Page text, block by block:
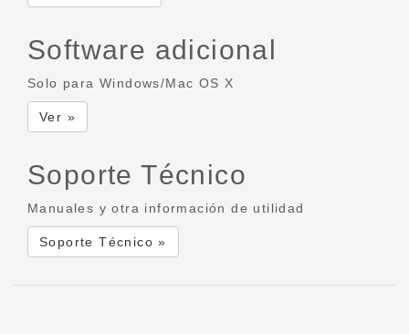
Software adicional
Solo para Windows/Mac OS X
Ver »
Soporte Técnico
Manuales y otra información de utilidad
Soporte Técnico »